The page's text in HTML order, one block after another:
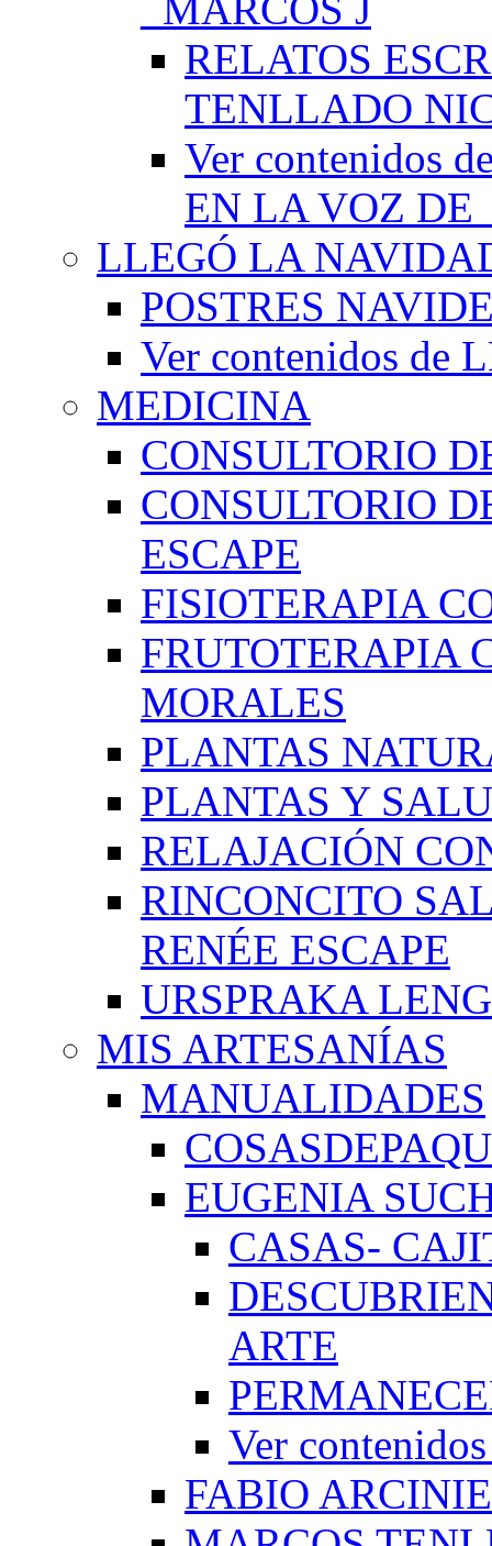
RELATOS
TENLLADO
Ver contenidos
EN LA VOZ DE
LLEGÓ LA
POSTRES
Ver contenidos de
MEDICINA
CONSULTORIO
CONSULTORIO
ESCAPE
FISIOTERAPIA
FRUTOTERAPIA
MORALES
PLANTAS
PLANTAS Y
RELAJACIÓN
RINCONCITO
RENÉE ESCAPE
URSPRAKA
MIS ARTESANÍAS
MANUALIDADES
EUGENIA
CASAS-
ARTE
Ver
FABIO